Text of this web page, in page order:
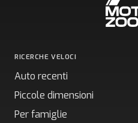
RICERCHE VELOCI
Auto recenti
Piccole dimensioni
Per famiglie